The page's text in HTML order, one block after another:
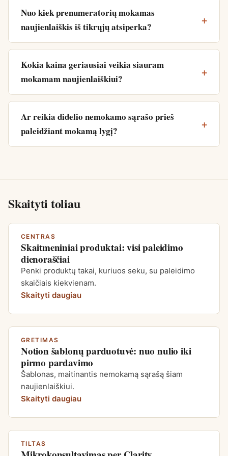
Nuo kiek prenumeratorių mokamas
naujienlaiškis iš tikrųjų atsiperka?
Kokia kaina geriausiai veikia siauram
mokamam naujienlaiškiui?
Ar reikia didelio nemokamo sąrašo prieš
paleidžiant mokamą lygį?
Skaityti toliau
CENTRAS
Skaitmeniniai produktai: visi paleidimo
dienoraščiai
Penki produktų takai, kuriuos seku, su paleidimo
skaičiais kiekvienam.
Skaityti daugiau
GRETIMAS
Notion šablonų parduotuvė: nuo nulio iki
pirmo pardavimo
Šablonas, maitinantis nemokamą sąrašą šiam
naujienlaiškiui.
Skaityti daugiau
TILTAS